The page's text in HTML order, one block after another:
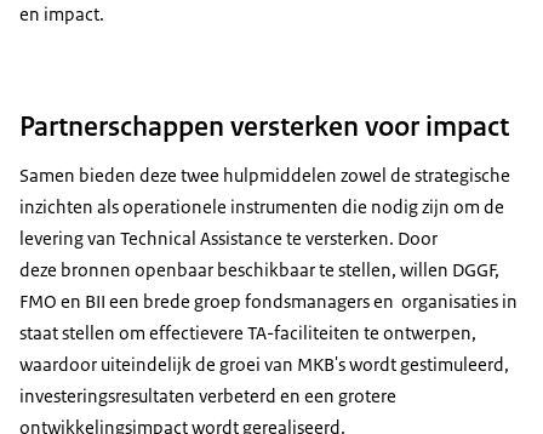
en impact.
Partnerschappen versterken voor impact
Samen bieden deze twee hulpmiddelen zowel de strategische
inzichten als operationele instrumenten die nodig zijn om de
levering van Technical Assistance te versterken. Door
deze bronnen openbaar beschikbaar te stellen, willen DGGF,
FMO en BII een brede groep fondsmanagers en organisaties in
staat stellen om effectievere TA-faciliteiten te ontwerpen,
waardoor uiteindelijk de groei van MKB's wordt gestimuleerd,
investeringsresultaten verbeterd en een grotere
ontwikkelingsimpact wordt gerealiseerd.